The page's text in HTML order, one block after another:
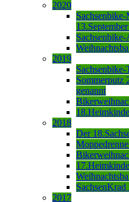
2020
2019
Sommerputz
genannt
2018
Der
SachsenKrad
2017